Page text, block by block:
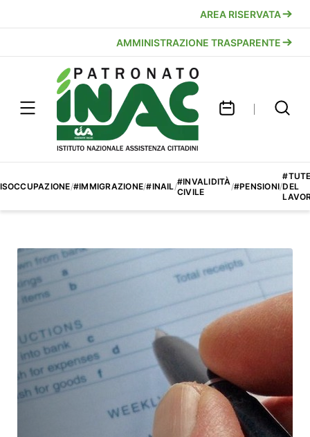
AREA RISERVATA
AMMINISTRAZIONE TRASPARENTE
/#IMMIGRAZIONE/#INAIL/#INVALIDITÀ
CIVILE
/#PENSIONI/DEL